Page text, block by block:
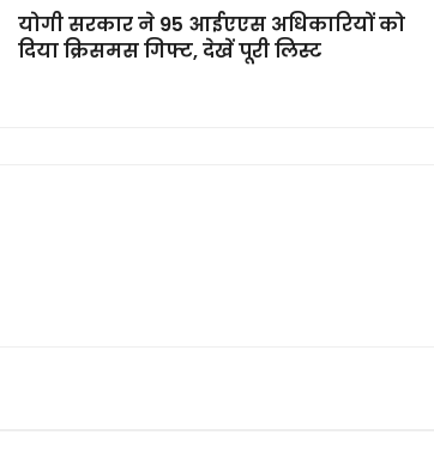
योगी सरकार ने 95 आईएएस अधिकारियों को
दिया क्रिसमस गिफ्ट, देखें पूरी लिस्ट